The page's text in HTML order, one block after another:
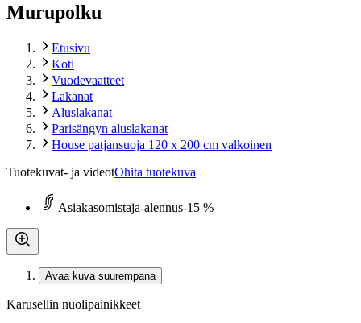
Murupolku
Etusivu
Koti
Vuodevaatteet
Lakanat
Aluslakanat
Parisängyn aluslakanat
House patjansuoja 120 x 200 cm valkoinen
Tuotekuvat- ja videotOhita tuotekuva
Asiakasomistaja-alennus-15 %
Avaa kuva suurempana
Karusellin nuolipainikkeet